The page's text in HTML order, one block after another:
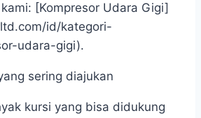
[Kompresor Udara Gigi]
id/kategori-
udara-gigi).
sering diajukan
kursi yang bisa didukung